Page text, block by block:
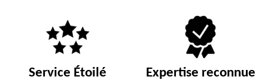
Service Étoilé Expertise reconnue